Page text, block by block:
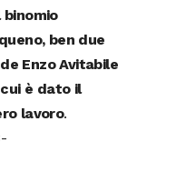
ben due
Enzo Avitabile
è dato il
lavoro.